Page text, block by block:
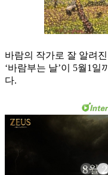
바람의 작가로 잘 알려
‘바람부는 날’이 5월1
다.